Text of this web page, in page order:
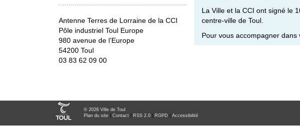
Antenne Terres de Lorraine de la CCI
Pôle industriel Toul Europe
980 avenue de l’Europe
54200 Toul
03 83 62 09 00
La Ville et la CCI ont signé le
centre-ville de Toul.
Pour vous accompagner dans
© 2026 Ville de Toul
Plan du site
Contact RSS 2.0 RGPD Accessibilité